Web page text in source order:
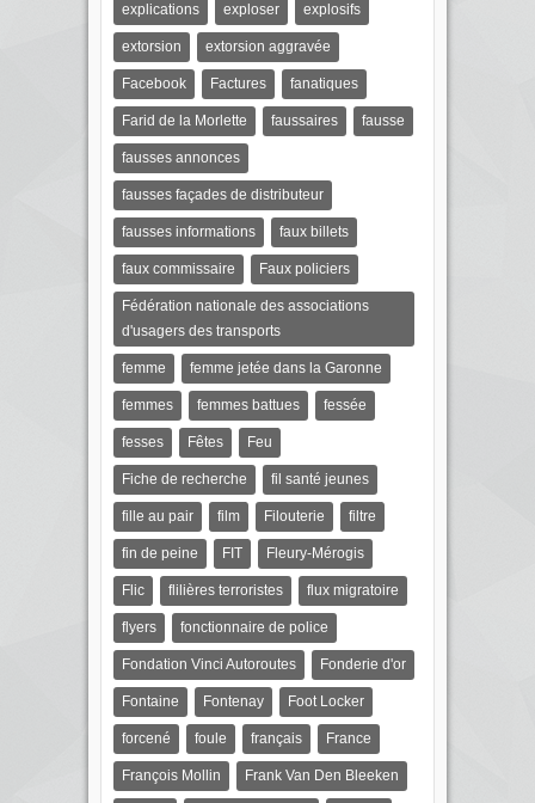
explications exploser explosifs
extorsion extorsion aggravée
Facebook Factures fanatiques
Farid de la Morlette faussaires fausse
fausses annonces
fausses façades de distributeur
fausses informations faux billets
faux commissaire Faux policiers
Fédération nationale des associations
d'usagers des transports
femme femme jetée dans la Garonne
femmes femmes battues fessée
fesses Fêtes Feu
Fiche de recherche fil santé jeunes
fille au pair film Filouterie filtre
fin de peine FIT Fleury-Mérogis
Flic flilières terroristes flux migratoire
flyers fonctionnaire de police
Fondation Vinci Autoroutes Fonderie d'or
Fontaine Fontenay Foot Locker
forcené foule français France
François Mollin Frank Van Den Bleeken